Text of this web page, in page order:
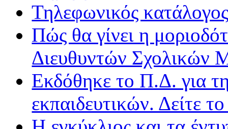
Τηλεφωνικός
Πώς θα γίνει η
Διευθυντών Σχολικών
Εκδόθηκε το Π.Δ. για
εκπαιδευτικών. Δείτε